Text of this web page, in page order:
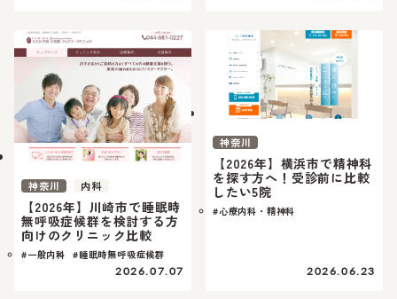
神奈川 内科
【2026年】川崎市で睡眠時
無呼吸症候群を検討する方
向けのクリニック比較
#一般内科 #睡眠時無呼吸症候群
2026.07.07
神奈川
【2026年】横浜市で精神科
を探す方へ！受診前に比較
したい5院
#心療内科・精神科
2026.06.23